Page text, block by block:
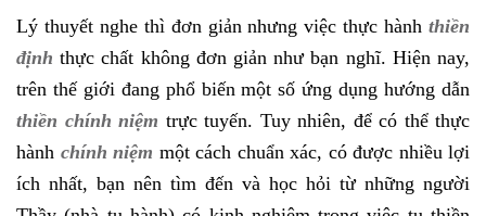
Lý thuyết nghe thì đơn giản nhưng việc thực hành thiền
định thực chất không đơn giản như bạn nghĩ. Hiện nay,
trên thế giới đang phổ biến một số ứng dụng hướng dẫn
thiền chính niệm trực tuyến. Tuy nhiên, để có thể thực
hành chính niệm một cách chuẩn xác, có được nhiều lợi
ích nhất, bạn nên tìm đến và học hỏi từ những người